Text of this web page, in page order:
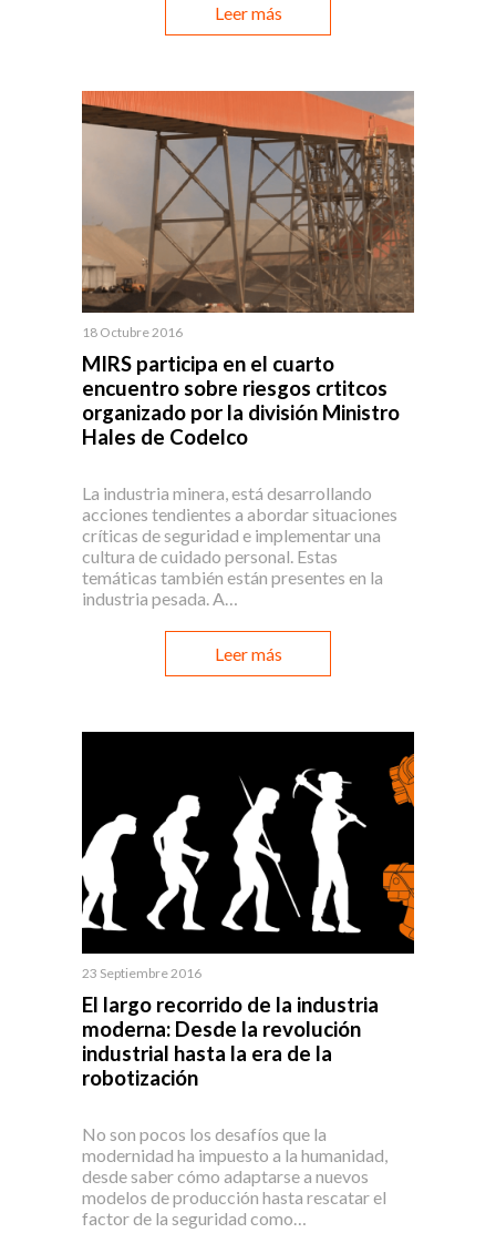
Leer más
18 Octubre 2016
MIRS participa en el cuarto
encuentro sobre riesgos crtitcos
organizado por la división Ministro
Hales de Codelco
La industria minera, está desarrollando
acciones tendientes a abordar situaciones
críticas de seguridad e implementar una
cultura de cuidado personal. Estas
temáticas también están presentes en la
industria pesada. A…
Leer más
23 Septiembre 2016
El largo recorrido de la industria
moderna: Desde la revolución
industrial hasta la era de la
robotización
No son pocos los desafíos que la
modernidad ha impuesto a la humanidad,
desde saber cómo adaptarse a nuevos
modelos de producción hasta rescatar el
factor de la seguridad como…